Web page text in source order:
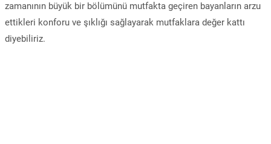
zamanının büyük bir bölümünü mutfakta geçiren bayanların arzu
ettikleri konforu ve şıklığı sağlayarak mutfaklara değer kattı
diyebiliriz.